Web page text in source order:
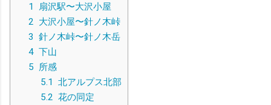
1
扇沢駅〜大沢小屋
2
大沢小屋〜針ノ木峠
3 針ノ木峠〜針ノ木岳
4 下山
5
所感
5.1 北アルプス北部
5.2 花の同定